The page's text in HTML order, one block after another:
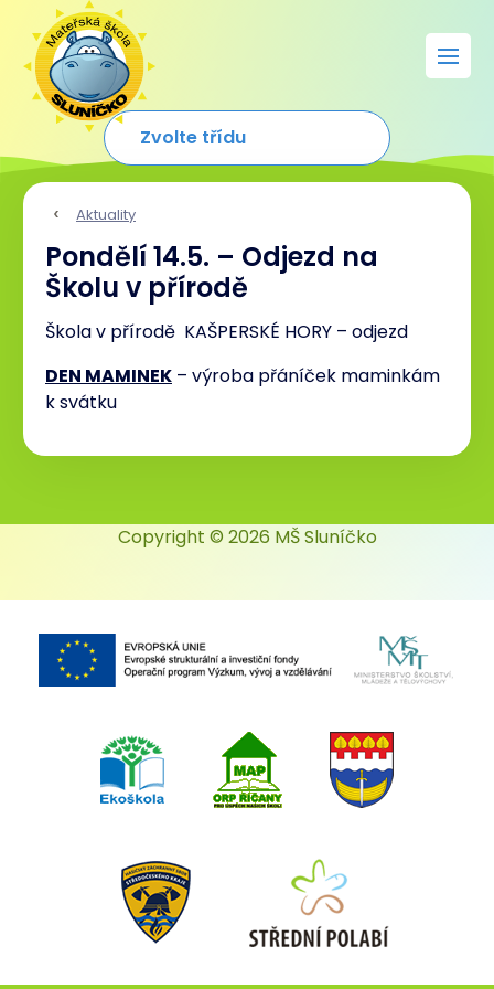
Aktuality
Pondělí 14.5. – Odjezd na
Školu v přírodě
Škola v přírodě KAŠPERSKÉ HORY – odjezd
DEN MAMINEK – výroba přáníček maminkám
k svátku
Copyright © 2026 MŠ Sluníčko